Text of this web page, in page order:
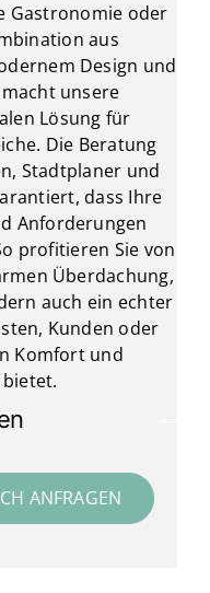
Gastronomie oder
aus
Design und
unsere
Lösung für
Die Beratung
Stadtplaner und
dass Ihre
Anforderungen
profitieren Sie von
Überdachung,
auch ein echter
Kunden oder
Komfort und
ANFRAGEN